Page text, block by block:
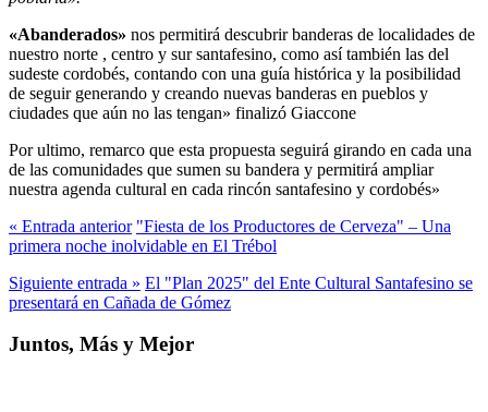
«Abanderados» nos permitirá descubrir banderas de localidades de
nuestro norte , centro y sur santafesino, como así también las del
sudeste cordobés, contando con una guía histórica y la posibilidad
de seguir generando y creando nuevas banderas en pueblos y
ciudades que aún no las tengan» finalizó Giaccone
Por ultimo, remarco que esta propuesta seguirá girando en cada una
de las comunidades que sumen su bandera y permitirá ampliar
nuestra agenda cultural en cada rincón santafesino y cordobés»
« Entrada anterior "Fiesta de los Productores de Cerveza" – Una
primera noche inolvidable en El Trébol
Siguiente entrada » El "Plan 2025" del Ente Cultural Santafesino se
presentará en Cañada de Gómez
Juntos, Más y Mejor